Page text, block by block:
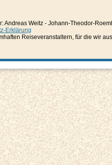
Andreas Weitz - Johann-Theodor-
Erklärung
Reiseveranstaltern, für die wir